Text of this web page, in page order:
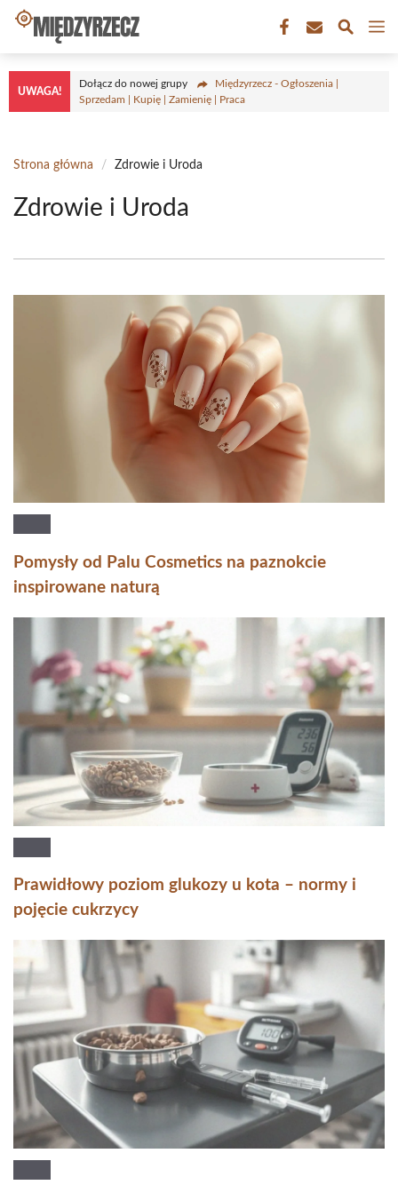
Przejdź
treści
UWAGA!
Dołącz do nowej grupy
Międzyrzecz - Ogłoszenia |
Sprzedam | Kupię | Zamienię | Praca
Strona główna / Zdrowie i Uroda
Zdrowie i Uroda
Pomysły od Palu Cosmetics na paznokcie
inspirowane naturą
Prawidłowy poziom glukozy u kota – normy i
pojęcie cukrzycy